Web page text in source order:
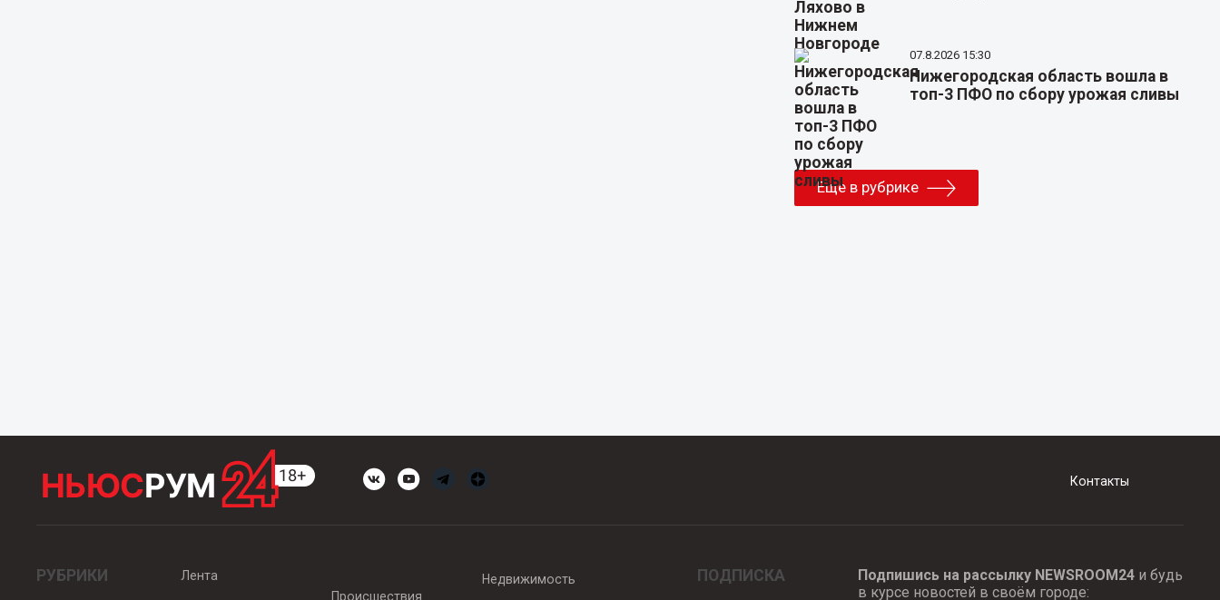
07.8.2026 15:30
Нижегородская область вошла в
топ-3 ПФО по сбору урожая сливы
Еще в рубрике
Контакты
РУБРИКИ
Лента
Происшествия
Недвижимость ПОДПИСКА Подпишись на рассылку NEWSROOM24и будь
в курсе новостей в своём городе: